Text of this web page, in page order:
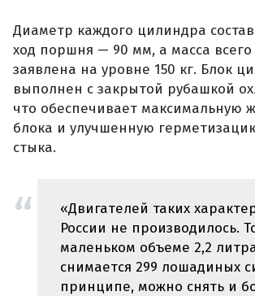
Диаметр каждого цилиндра
ход поршня — 90 мм, а масса всего
заявлена на уровне 150 кг. Блок
выполнен с закрытой рубашкой
что обеспечивает максимальную
блока и улучшенную
стыка.
«Двигателей таких
России не производилось.
маленьком объеме 2,2
снимается 299 лошадиных
принципе, можно снять и